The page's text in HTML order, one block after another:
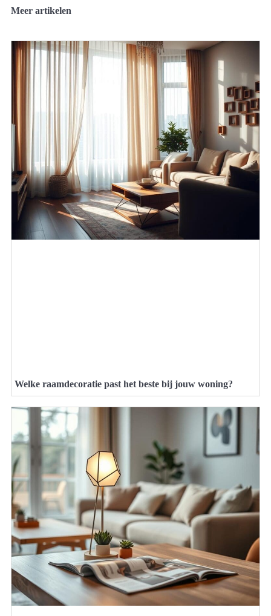
Meer artikelen
Welke raamdecoratie past het beste bij jouw woning?